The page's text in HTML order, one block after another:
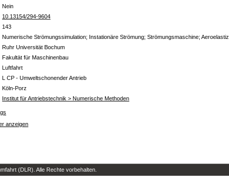
Nein
10.13154/294-9604
143
Numerische Strömungssimulation; Instationäre Strömung; Strömungsmaschine;
Ruhr Universität Bochum
Fakultät für Maschinenbau
Luftfahrt
L CP - Umweltschonender Antrieb
Köln-Porz
Institut für Antriebstechnik > Numerische Methoden
anzeigen
(DLR). Alle Rechte vorbehalten.